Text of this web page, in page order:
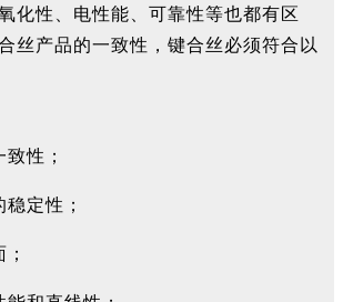
化性、电性能、可靠性等也都有区
丝产品的一致性，键合丝必须符合以
性；
定性；